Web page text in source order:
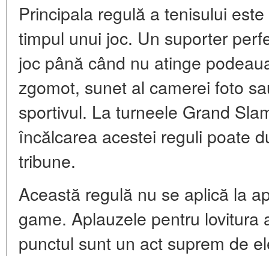
Principala regulă a tenisului
timpul unui joc. Un suporter
joc până când nu atinge
zgomot, sunet al camerei foto
sportivul. La turneele Grand
încălcarea acestei reguli poate
tribune.
Această regulă nu se aplică la
game. Aplauzele pentru lovitura
punctul sunt un act suprem de